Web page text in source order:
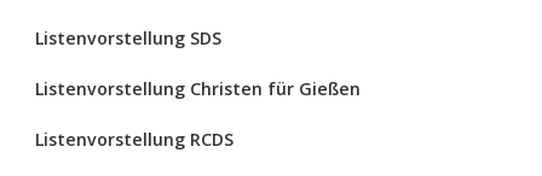
Listenvorstellung SDS
Listenvorstellung Christen für Gießen
Listenvorstellung RCDS